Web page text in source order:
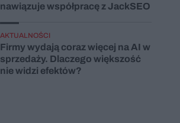
nawiązuje współpracę z JackSEO
AKTUALNOŚCI
Firmy wydają coraz więcej na AI w
sprzedaży. Dlaczego większość
nie widzi efektów?